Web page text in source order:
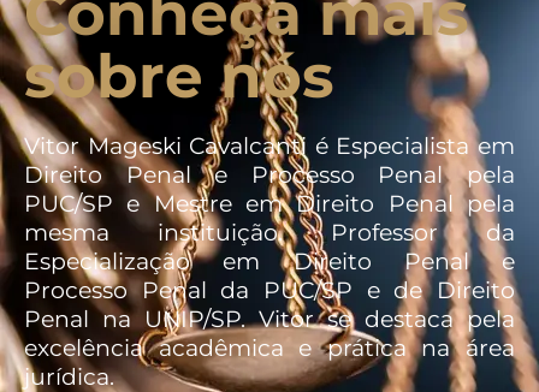
sobre nós
Vitor Mageski Cavalcanti é Especialista em
Direito Penal e Processo Penal pela
PUC/SP e Mestre em Direito Penal pela
mesma instituição. Professor da
Especialização em Direito Penal e
Processo Penal da PUC/SP e de Direito
Penal na UNIP/SP. Vitor se destaca pela
excelência acadêmica e prática na área
jurídica.